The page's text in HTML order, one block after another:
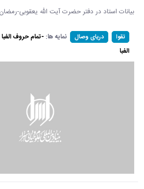
بیانات استاد در دفتر حضرت آیت الله یعقوبی-رمضان1401
تقوا دریای وصال نمایه ها: -تمام حروف
الفبا